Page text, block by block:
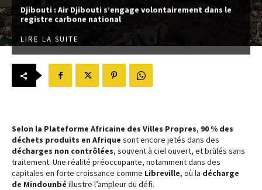
Djibouti : Air Djibouti s’engage volontairement dans le
registre carbone national
LIRE LA SUITE
Selon la Plateforme Africaine des Villes Propres, 90 % des
déchets produits en Afrique sont encore jetés dans des
décharges non contrôlées, souvent à ciel ouvert, et brûlés sans
traitement. Une réalité préoccupante, notamment dans des
capitales en forte croissance comme Libreville, où la décharge
de Mindounbé illustre l’ampleur du défi.